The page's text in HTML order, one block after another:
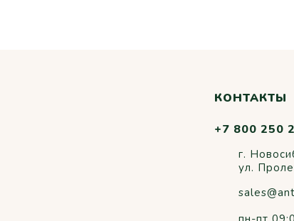
КОНТАКТЫ
+7 800 250
г.
ул.